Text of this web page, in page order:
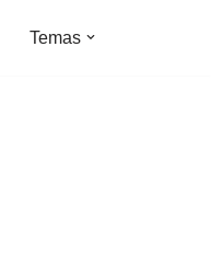
Temas